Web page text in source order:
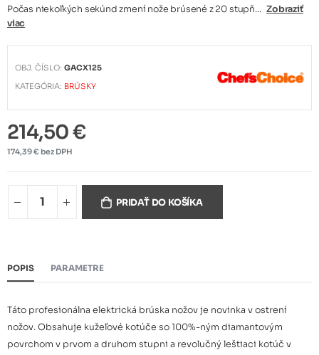
Počas niekoľkých sekúnd zmení nože brúsené z 20 stupň... Zobraziť
viac
OBJ. ČÍSLO:GACX125
KATEGÓRIA: BRÚSKY
214,50 €
174,39 € bez DPH
PRIDAŤ DO KOŠÍKA
POPIS PARAMETRE
Táto profesionálna elektrická brúska nožov je novinka v ostrení
nožov. Obsahuje kužeľové kotúče so 100%-ným diamantovým
povrchom v prvom a druhom stupni a revolučný leštiaci kotúč v